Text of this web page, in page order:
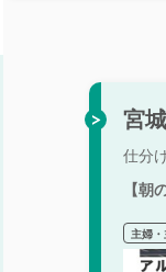
宮
仕分
【
主婦